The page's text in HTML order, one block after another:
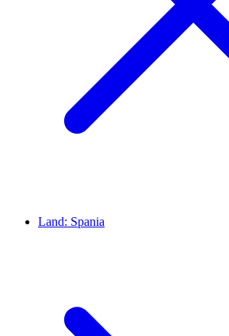
Land: Spania